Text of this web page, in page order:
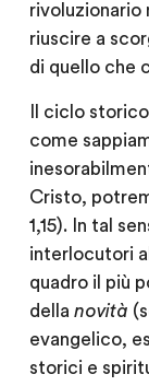
rivoluzionario
riuscire a
di quello che
Il ciclo
come
Cristo,
1,15). In tal
interlocutori
quadro il più
della novità
evangelico,
storici e